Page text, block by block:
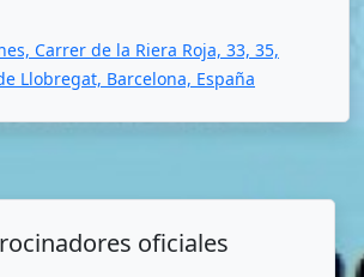
Carrer de la Riera Roja, 33, 35,
Llobregat, Barcelona, España
oficiales